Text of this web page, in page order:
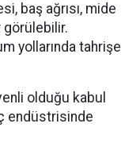
baş ağrısı, mide
görülebilir.
yollarında tahrişe
olduğu kabul
endüstrisinde